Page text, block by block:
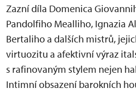
Zazní díla Domenica
Pandolfiho Mealliho, Ignazia
Bertaliho a dalších mistrů,
virtuozitu a afektivní výraz
s rafinovaným stylem nejen
Intimní obsazení barokních